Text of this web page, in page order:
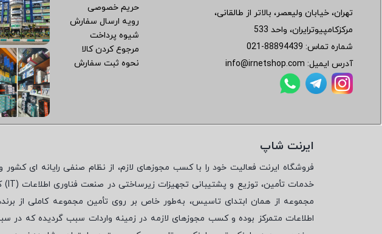
تهران، خیابان ولیعصر، بالاتر از طالقانی،
مرکزکامپیوترایران، واحد 533
شماره تماس: 021-88894439
آدرس ایمیل: info@irnetshop.com
حریم خصوصی
رویه ارسال سفارش
شیوه پرداخت
مرجوع کردن کالا
نحوه ثبت سفارش
ایرنت شاپ
فروشگاه ایرنت فعالیت خود را با کسب مجوزهای لازم، از نظام صنفی رایانه ای
خدمات تأمین، توزیع و پشتیبانی تجهیزات زیرساختی در صنعت فناوری اطلاعات (IT
)
مجموعه از همان ابتدای تاسیس، به‌طور خاص بر روی تأمین مجموعه کاملی از
اطلاعات متمرکز بوده و کسب مجوزهای لازمه در زمینه واردات سبب گردیده که در